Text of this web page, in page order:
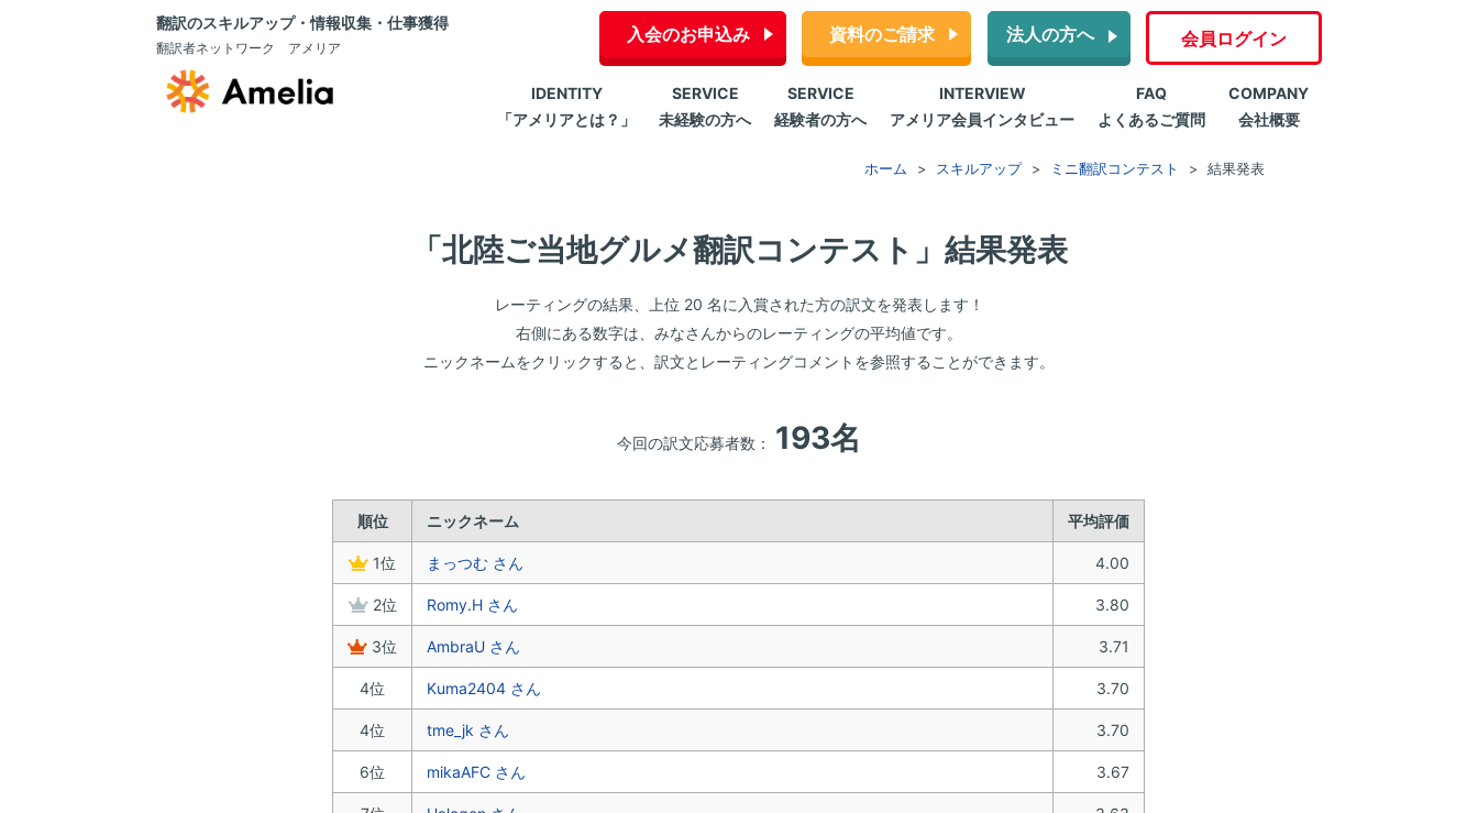
翻訳のスキルアップ・情報収集・仕事獲得
翻訳者ネットワーク アメリア
入会のお申込み 資料のご請求 法人の方へ 会員ログイン
IDENTITY
「アメリアとは？」
SERVICE
未経験の方へ
SERVICE
経験者の方へ
INTERVIEW
アメリア会員インタビュー
FAQ
よくあるご質問
COMPANY
会社概要
ホーム スキルアップ ミニ翻訳コンテスト 結果発表
「北陸ご当地グルメ翻訳コンテスト」結果発表
レーティングの結果、上位 20 名に入賞された方の訳文を発表します！
右側にある数字は、みなさんからのレーティングの平均値です。
ニックネームをクリックすると、訳文とレーティングコメントを参照することができます。
今回の訳文応募者数： 193名
順位 ニックネーム 平均評価
1位 まっつむ さん 4.00
2位 Romy.H さん 3.80
3位 AmbraU さん 3.71
4位 Kuma2404 さん 3.70
4位 tme_jk さん 3.70
6位 mikaAFC さん 3.67